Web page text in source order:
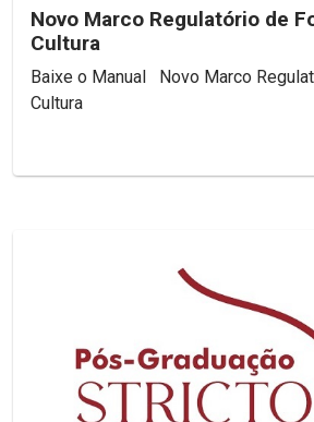
Novo Marco Regulatório de
Cultura
Baixe o Manual Novo Marco Regulatório de Fomento å
Cultura